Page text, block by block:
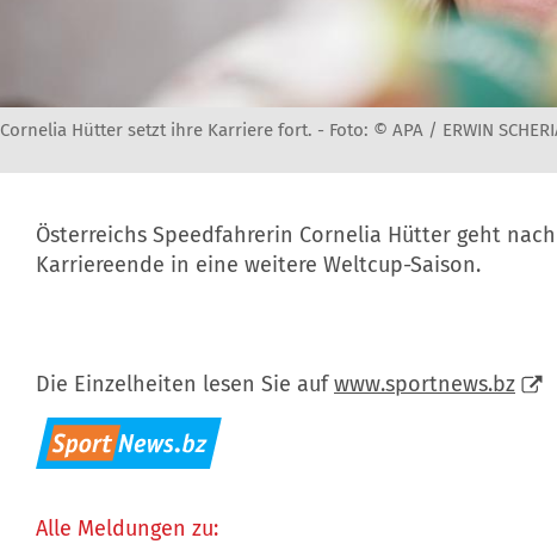
Cornelia Hütter setzt ihre Karriere fort. - Foto: © APA / ERWIN
Österreichs Speedfahrerin Cornelia Hütter geht
Karriereende in eine weitere Weltcup-Saison.
Die Einzelheiten lesen Sie aufwww.sportnews.bz
Alle Meldungen zu: